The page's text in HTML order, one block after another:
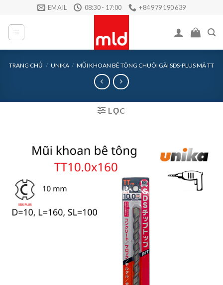
content
EMAIL 08:30 - 17:00 +84 979 190 639
TRANG CHỦ / UNIKA / MŨI KHOAN BÊ TÔNG CHUÔI GÀI SDS-PLUS MÃ TT
LỌC